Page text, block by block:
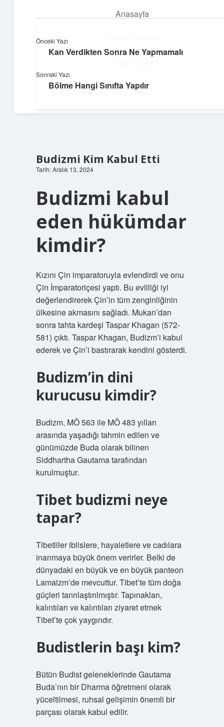
Anasayfa
Hakkımızda
Yaratıcı projelerle dünyanı inşa et!
Budizmi Kim Kabul Etti
Tarih: Aralık 13, 2024
Budizmi kabul
eden hükümdar
kimdir?
Kızını Çin imparatoruyla evlendirdi ve onu
Çin İmparatoriçesi yaptı. Bu evliliği iyi
değerlendirerek Çin’in tüm zenginliğinin
ülkesine akmasını sağladı. Mukan’dan
sonra tahta kardeşi Taspar Khagan (572-
581) çıktı. Taspar Khagan, Budizm’i kabul
ederek ve Çin’i bastırarak kendini gösterdi.
Budizm’in dini
kurucusu kimdir?
Budizm, MÖ 563 ile MÖ 483 yılları
arasında yaşadığı tahmin edilen ve
günümüzde Buda olarak bilinen
Siddhartha Gautama tarafından
kurulmuştur.
Tibet budizmi neye
tapar?
Tibetliler iblislere, hayaletlere ve cadılara
inanmaya büyük önem verirler. Belki de
dünyadaki en büyük ve en büyük panteon
Lamaizm’de mevcuttur. Tibet’te tüm doğa
güçleri tanrılaştırılmıştır. Tapınakları,
kalıntıları ve kalıntıları ziyaret etmek
Tibet’te çok yaygındır.
Budistlerin başı kim?
Bütün Budist geleneklerinde Gautama
Buda’nın bir Dharma öğretmeni olarak
yüceltilmesi, ruhsal gelişimin önemli bir
parçası olarak kabul edilir.
Önceki Yazı
Kan Verdikten Sonra Ne Yapmamalı
Sonraki Yazı
Bölme Hangi Sınıfta Yapılır